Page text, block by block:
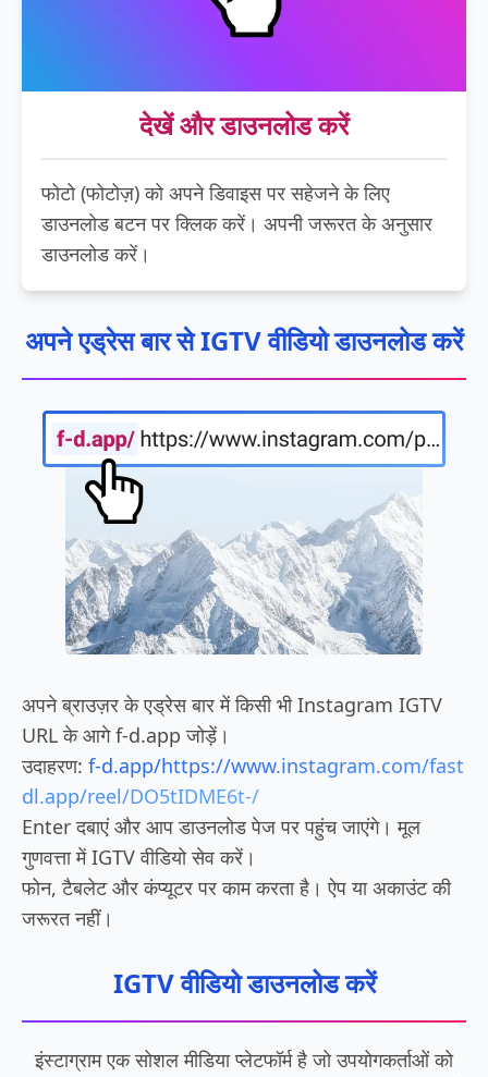
देखें और डाउनलोड करें
फोटो (फोटोज़) को अपने डिवाइस पर सहेजने के लिए
डाउनलोड बटन पर क्लिक करें। अपनी जरूरत के अनुसार
डाउनलोड करें।
अपने एड्रेस बार से IGTV वीडियो डाउनलोड करें
अपने ब्राउज़र के एड्रेस बार में किसी भी Instagram IGTV
URL के आगे f-d.app जोड़ें।
उदाहरण: f-d.app/https://www.instagram.com/fast
dl.app/reel/DO5tIDME6t-/
Enter दबाएं और आप डाउनलोड पेज पर पहुंच जाएंगे। मूल
गुणवत्ता में IGTV वीडियो सेव करें।
फोन, टैबलेट और कंप्यूटर पर काम करता है। ऐप या अकाउंट की
जरूरत नहीं।
IGTV वीडियो डाउनलोड करें
इंस्टाग्राम एक सोशल मीडिया प्लेटफॉर्म है जो उपयोगकर्ताओं को